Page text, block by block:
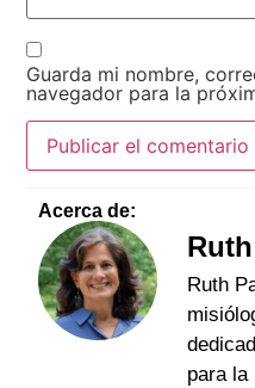
Guarda mi nombre,
navegador para la
Acerca de:
Ruth
para la